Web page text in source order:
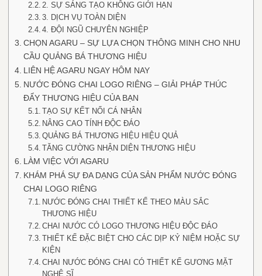
2. SỰ SÁNG TẠO KHÔNG GIỚI HẠN
3. DỊCH VỤ TOÀN DIỆN
4. ĐỘI NGŨ CHUYÊN NGHIỆP
CHỌN AGARU – SỰ LỰA CHỌN THÔNG MINH CHO NHU
CẦU QUẢNG BÁ THƯƠNG HIỆU
LIÊN HỆ AGARU NGAY HÔM NAY
NƯỚC ĐÓNG CHAI LOGO RIÊNG – GIẢI PHÁP THÚC
ĐẨY THƯƠNG HIỆU CỦA BẠN
TẠO SỰ KẾT NỐI CÁ NHÂN
NÂNG CAO TÍNH ĐỘC ĐÁO
QUẢNG BÁ THƯƠNG HIỆU HIỆU QUẢ
TĂNG CƯỜNG NHẬN DIỆN THƯƠNG HIỆU
LÀM VIỆC VỚI AGARU
KHÁM PHÁ SỰ ĐA DẠNG CỦA SẢN PHẨM NƯỚC ĐÓNG
CHAI LOGO RIÊNG
NƯỚC ĐÓNG CHAI THIẾT KẾ THEO MÀU SẮC
THƯƠNG HIỆU
CHAI NƯỚC CÓ LOGO THƯƠNG HIỆU ĐỘC ĐÁO
THIẾT KẾ ĐẶC BIỆT CHO CÁC DỊP KỶ NIỆM HOẶC SỰ
KIỆN
CHAI NƯỚC ĐÓNG CHAI CÓ THIẾT KẾ GƯƠNG MẶT
NGHỆ SĨ